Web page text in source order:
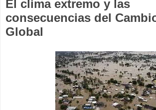
El clima extremo y las
consecuencias del
Global